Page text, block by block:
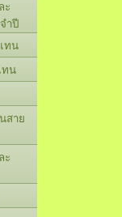
ะ
ำปี
ทน
ทน
สาย
ะ